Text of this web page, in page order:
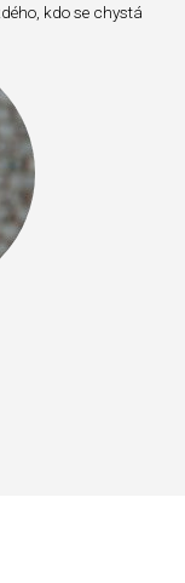
kdo se chystá